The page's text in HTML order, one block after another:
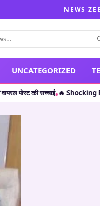
NEWS
UNCATEGORIZED
•🔥 Shocking Retirement: थलपति